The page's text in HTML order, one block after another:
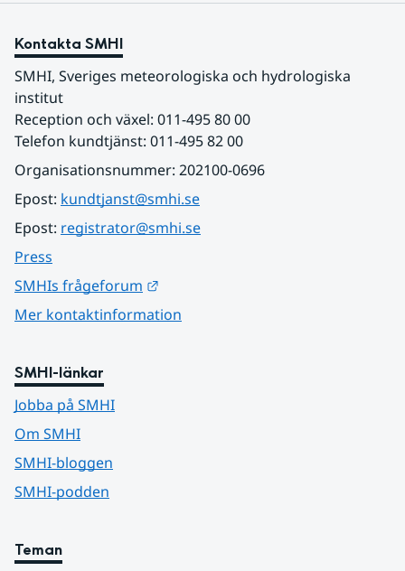
Kontakta SMHI
SMHI, Sveriges meteorologiska och hydrologiska
institut
Reception och växel: 011-495 80 00
Telefon kundtjänst: 011-495 82 00
Organisationsnummer: 202100-0696
Epost: kundtjanst@smhi.se
Epost: registrator@smhi.se
Press
SMHIs frågeforum
Mer kontaktinformation
SMHI-länkar
Jobba på SMHI
Om SMHI
SMHI-bloggen
SMHI-podden
Teman